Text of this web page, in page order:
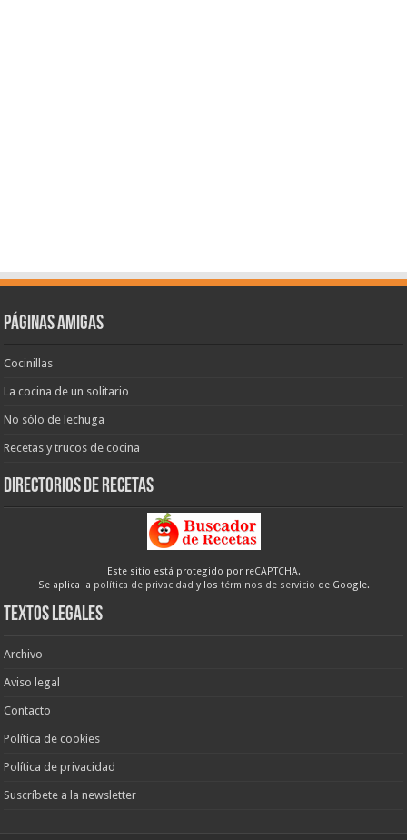
Páginas amigas
Cocinillas
La cocina de un solitario
No sólo de lechuga
Recetas y trucos de cocina
Directorios de recetas
Este sitio está protegido por reCAPTCHA.
Se aplica la política de privacidad y los términos de servicio de Google.
Textos legales
Archivo
Aviso legal
Contacto
Política de cookies
Política de privacidad
Suscríbete a la newsletter